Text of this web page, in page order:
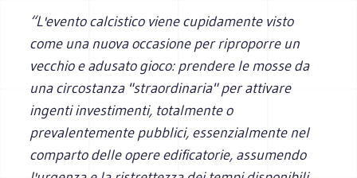
“L'evento calcistico viene cupidamente visto
come una nuova occasione per riproporre un
vecchio e adusato gioco: prendere le mosse da
una circostanza "straordinaria" per attivare
ingenti investimenti, totalmente o
prevalentemente pubblici, essenzialmente nel
comparto delle opere edificatorie, assumendo